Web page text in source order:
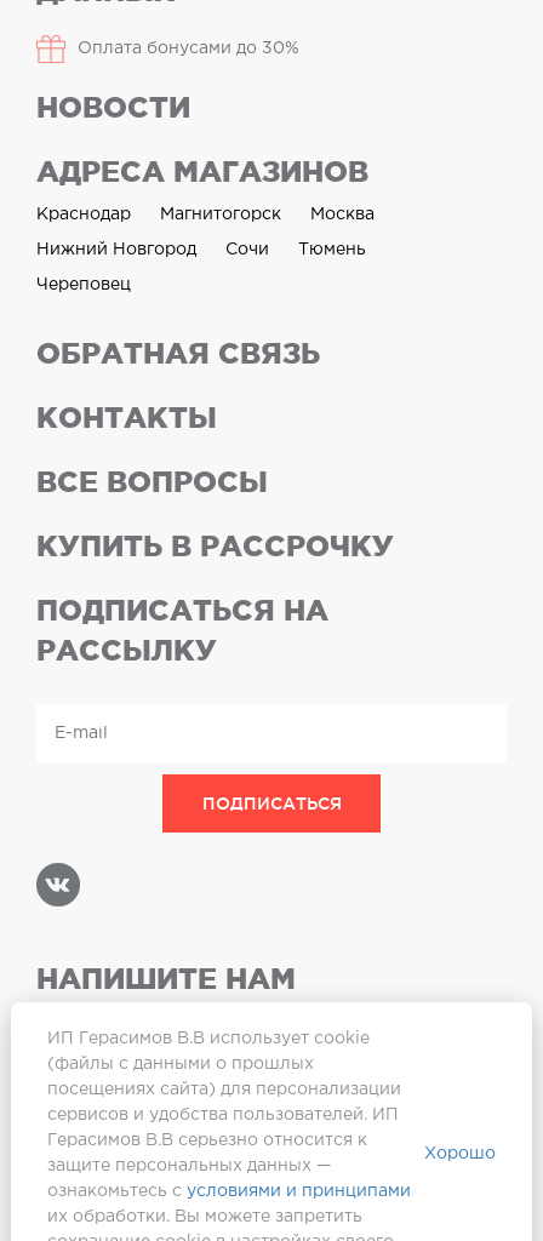
Оплата бонусами до 30%
НОВОСТИ
АДРЕСА МАГАЗИНОВ
Краснодар Магнитогорск Москва
Нижний Новгород Сочи Тюмень
Череповец
ОБРАТНАЯ СВЯЗЬ
КОНТАКТЫ
ВСЕ ВОПРОСЫ
КУПИТЬ В РАССРОЧКУ
ПОДПИСАТЬСЯ НА
РАССЫЛКУ
НАПИШИТЕ НАМ
ИП Герасимов В.В использует cookie
(файлы с данными о прошлых
посещениях сайта) для персонализации
сервисов и удобства пользователей. ИП
Герасимов В.В серьезно относится к
защите персональных данных —
ознакомьтесь с условиями и принципами
их обработки. Вы можете запретить
Хорошо